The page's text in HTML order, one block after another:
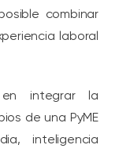
combinar
laboral
en integrar la
de una PyME
inteligencia